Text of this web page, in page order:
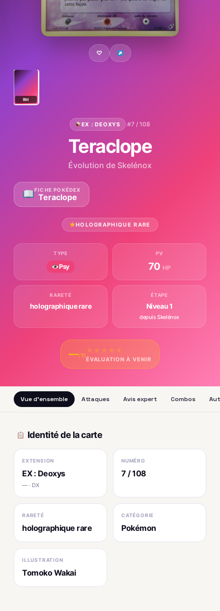
♡
RH
EX : DEOXYS ·#7 / 108
Teraclope
Évolution de Skelénox
FICHE POKÉDEX
Teraclope
HOLOGRAPHIQUE RARE
TYPE
Psy
PV
70 HP
RARETÉ
holographique rare
ÉTAPE
Niveau 1
depuis Skelénox
—/10
★ ★ ★ ★ ★
ÉVALUATION À VENIR
Vue d'ensemble Attaques Avis expert Combos
Identité de la carte
EXTENSION
EX : Deoxys
— · DX
NUMÉRO
7 / 108
RARETÉ
holographique rare
CATÉGORIE
Pokémon
ILLUSTRATION
Tomoko Wakai